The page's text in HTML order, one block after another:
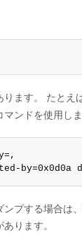
ます。 たとえ
ンドを使用し
by=0x0d0a
プする場合は
ります。